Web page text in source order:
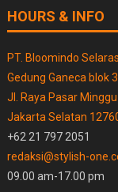
HOURS & INFO
PT. Bloomindo
Gedung Ganeca blok 3
Jl. Raya Pasar
Jakarta Selatan
+62 21 797 2051
redaksi@stylish-
09.00 am-17.00 pm